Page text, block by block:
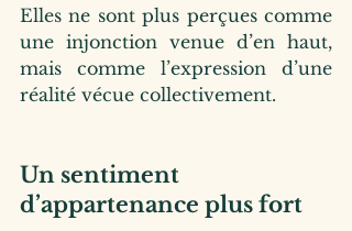
Elles ne sont plus perçues comme
une injonction venue d’en haut,
mais comme l’expression d’une
réalité vécue collectivement.
Un sentiment
d’appartenance plus fort